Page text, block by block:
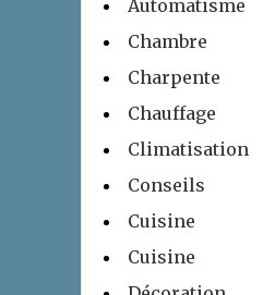
Automatisme
Chambre
Charpente
Chauffage
Climatisation
Conseils
Cuisine
Cuisine